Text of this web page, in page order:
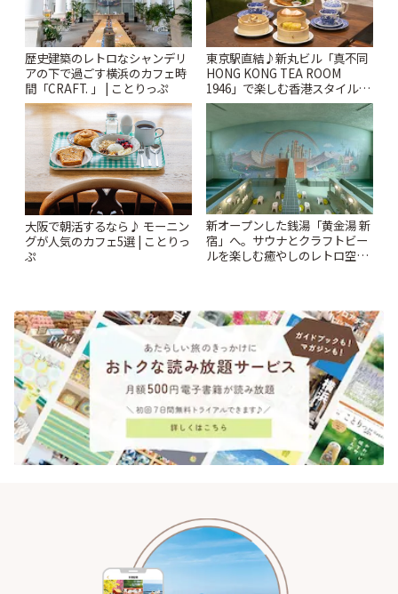
歴史建築のレトロなシャンデリ
アの下で過ごす横浜のカフェ時
間「CRAFT. 」 | ことりっぷ
東京駅直結♪新丸ビル「真不同
HONG KONG TEA ROOM
1946」で楽しむ香港スタイルの
アフタヌーンティー | ことりっ
大阪で朝活するなら♪ モーニン
グが人気のカフェ5選 | ことりっ
ぷ
新オープンした銭湯「黄金湯 新
宿」へ。サウナとクラフトビー
ルを楽しむ癒やしのレトロ空間